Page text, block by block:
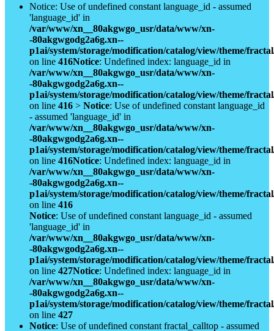
Notice: Use of undefined constant language_id - assumed
'language_id' in
/var/www/xn__80akgwgo_usr/data/www/xn-
-80akgwgodg2a6g.xn--
p1ai/system/storage/modification/catalog/view/theme/
on line 416Notice: Undefined index: language_id in
/var/www/xn__80akgwgo_usr/data/www/xn-
-80akgwgodg2a6g.xn--
p1ai/system/storage/modification/catalog/view/theme/
on line 416 > Notice: Use of undefined constant language_id
- assumed 'language_id' in
/var/www/xn__80akgwgo_usr/data/www/xn-
-80akgwgodg2a6g.xn--
p1ai/system/storage/modification/catalog/view/theme/
on line 416Notice: Undefined index: language_id in
/var/www/xn__80akgwgo_usr/data/www/xn-
-80akgwgodg2a6g.xn--
p1ai/system/storage/modification/catalog/view/theme/
on line 416
Notice: Use of undefined constant language_id - assumed
'language_id' in
/var/www/xn__80akgwgo_usr/data/www/xn-
-80akgwgodg2a6g.xn--
p1ai/system/storage/modification/catalog/view/theme/
on line 427Notice: Undefined index: language_id in
/var/www/xn__80akgwgo_usr/data/www/xn-
-80akgwgodg2a6g.xn--
p1ai/system/storage/modification/catalog/view/theme/
on line 427
Notice: Use of undefined constant fractal_calltop - assumed